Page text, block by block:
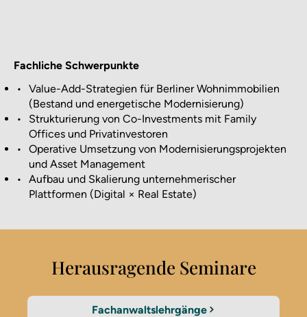
Fachliche Schwerpunkte
•
Value-Add-Strategien für Berliner Wohnimmobilien
(Bestand und energetische Modernisierung)
•
Strukturierung von Co-Investments mit Family
Offices und Privatinvestoren
•
Operative Umsetzung von Modernisierungsprojekten
und Asset Management
•
Aufbau und Skalierung unternehmerischer
Plattformen (Digital × Real Estate)
Herausragende Seminare
Fachanwaltslehrgänge